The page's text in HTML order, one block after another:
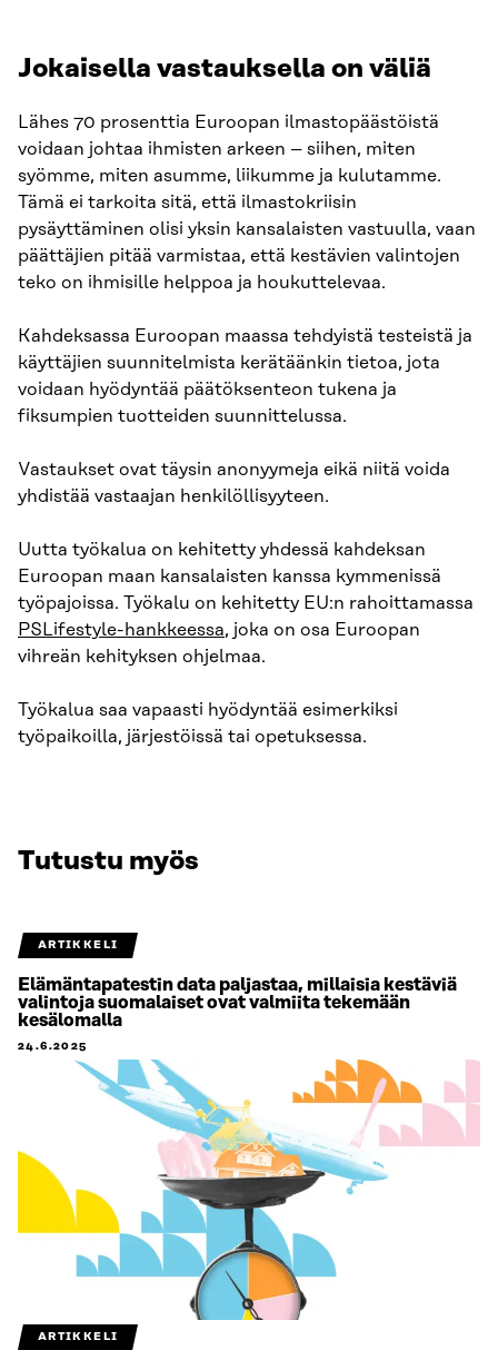
Jokaisella vastauksella on väliä
Lähes 70 prosenttia Euroopan ilmastopäästöistä
voidaan johtaa ihmisten arkeen – siihen, miten
syömme, miten asumme, liikumme ja kulutamme.
Tämä ei tarkoita sitä, että ilmastokriisin
pysäyttäminen olisi yksin kansalaisten vastuulla, vaan
päättäjien pitää varmistaa, että kestävien valintojen
teko on ihmisille helppoa ja houkuttelevaa.
Kahdeksassa Euroopan maassa tehdyistä testeistä ja
käyttäjien suunnitelmista kerätäänkin tietoa, jota
voidaan hyödyntää päätöksenteon tukena ja
fiksumpien tuotteiden suunnittelussa.
Vastaukset ovat täysin anonyymeja eikä niitä voida
yhdistää vastaajan henkilöllisyyteen.
Uutta työkalua on kehitetty yhdessä kahdeksan
Euroopan maan kansalaisten kanssa kymmenissä
työpajoissa. Työkalu on kehitetty EU:n rahoittamassa
PSLifestyle-hankkeessa, joka on osa Euroopan
vihreän kehityksen ohjelmaa.
Työkalua saa vapaasti hyödyntää esimerkiksi
työpaikoilla, järjestöissä tai opetuksessa.
Tutustu myös
ARTIKKELI
Elämäntapatestin data paljastaa, millaisia kestäviä
valintoja suomalaiset ovat valmiita tekemään
kesälomalla
24.6.2025
ARTIKKELI